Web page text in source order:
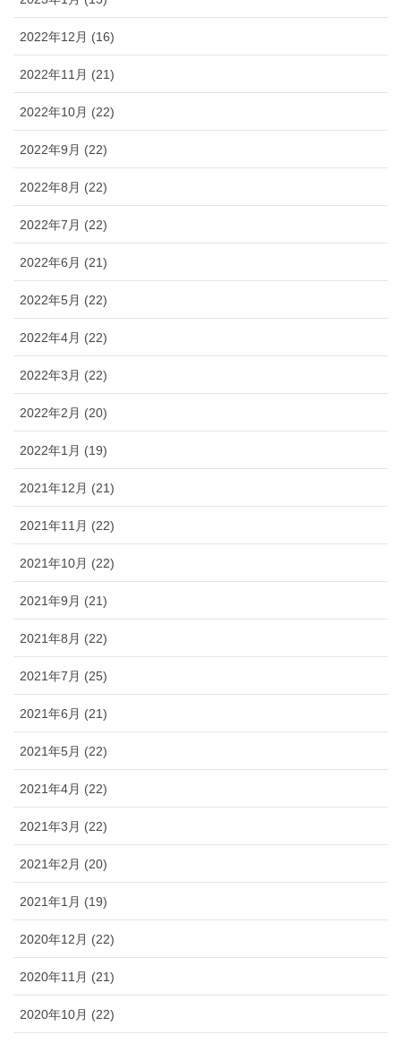
2022年12月 (16)
2022年11月 (21)
2022年10月 (22)
2022年9月 (22)
2022年8月 (22)
2022年7月 (22)
2022年6月 (21)
2022年5月 (22)
2022年4月 (22)
2022年3月 (22)
2022年2月 (20)
2022年1月 (19)
2021年12月 (21)
2021年11月 (22)
2021年10月 (22)
2021年9月 (21)
2021年8月 (22)
2021年7月 (25)
2021年6月 (21)
2021年5月 (22)
2021年4月 (22)
2021年3月 (22)
2021年2月 (20)
2021年1月 (19)
2020年12月 (22)
2020年11月 (21)
2020年10月 (22)